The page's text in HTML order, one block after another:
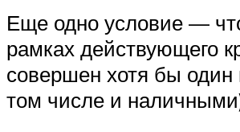
Еще одно условие —
рамках действующего
совершен хотя бы один
том числе и